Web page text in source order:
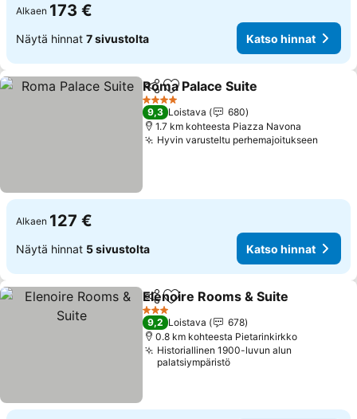
Alkaen 173 €
Näytä hinnat 7 sivustolta Katso hinnat
Jaa Lisää suosikkeihin
Roma Palace Suite
4 Tähtiluokitus
9,3 Loistava
680
1.7 km kohteesta Piazza Navona
Hyvin varusteltu perhemajoitukseen
Alkaen 127 €
Näytä hinnat 5 sivustolta Katso hinnat
Jaa Lisää suosikkeihin
Elenoire Rooms & Suite
3 Tähtiluokitus
9,2 Loistava
678
0.8 km kohteesta Pietarinkirkko
Historiallinen 1900-luvun alun
palatsiympäristö